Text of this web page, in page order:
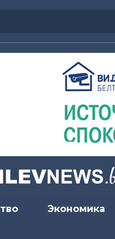
Экономика